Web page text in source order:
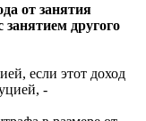
от занятия
занятием другого
если этот доход
-